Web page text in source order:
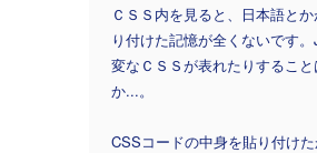
ＣＳＳ内を見ると、日本語と
り付けた記憶が全くないです
変なＣＳＳが表れたりするこ
か...。
CSSコードの中身を貼り付け